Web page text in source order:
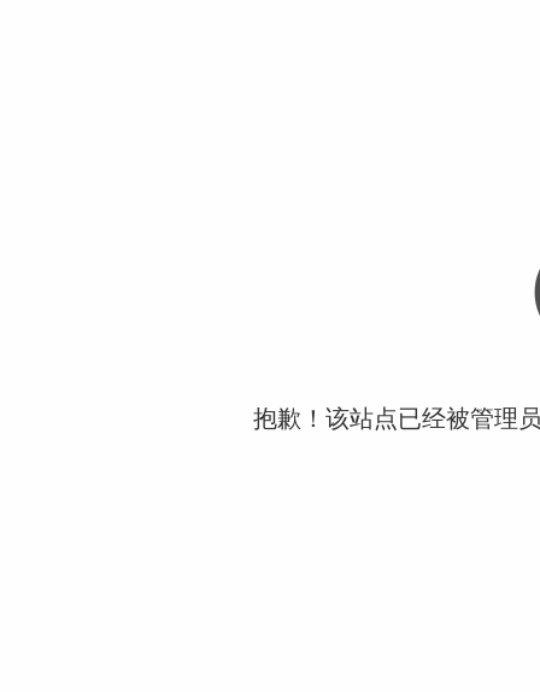
抱歉！该站点已经被管理